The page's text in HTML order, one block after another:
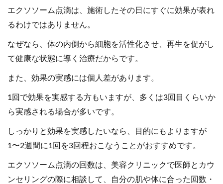
エクソソーム点滴は、施術したその日にすぐに効果が表れ
るわけではありません。
なぜなら、体の内側から細胞を活性化させ、再生を促がし
て健康な状態に導く治療だからです。
また、効果の実感には個人差があります。
1回で効果を実感する方もいますが、多くは3回目くらいか
ら実感される場合が多いです。
しっかりと効果を実感したいなら、目的にもよりますが
1〜2週間に1回を3回程おこなうことがおすすめです。
エクソソーム点滴の回数は、美容クリニックで医師とカウ
ンセリングの際に相談して、自分の肌や体に合った回数・